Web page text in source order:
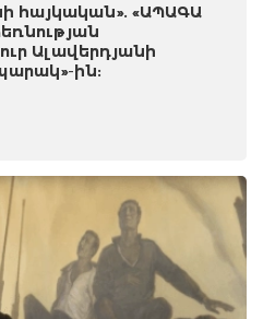
հայկական». «ԱՊԱԳԱ
Ալավերդյանի
ին: